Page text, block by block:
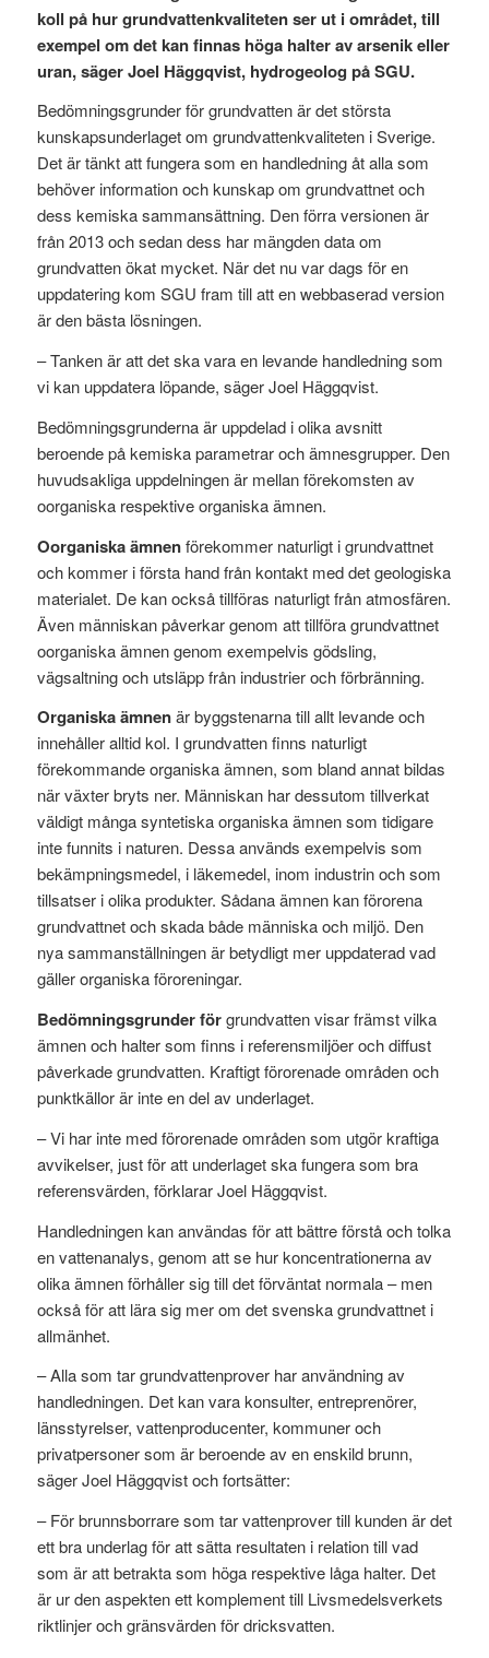
koll på hur grundvattenkvaliteten ser ut i området, till
exempel om det kan finnas höga halter av arsenik eller
uran, säger Joel Häggqvist, hydrogeolog på SGU.
Bedömningsgrunder för grundvatten är det största
kunskapsunderlaget om grundvattenkvaliteten i Sverige.
Det är tänkt att fungera som en handledning åt alla som
behöver information och kunskap om grundvattnet och
dess kemiska sammansättning. Den förra versionen är
från 2013 och sedan dess har mängden data om
grundvatten ökat mycket. När det nu var dags för en
uppdatering kom SGU fram till att en webbaserad version
är den bästa lösningen.
– Tanken är att det ska vara en levande handledning som
vi kan uppdatera löpande, säger Joel Häggqvist.
Bedömningsgrunderna är uppdelad i olika avsnitt
beroende på kemiska parametrar och ämnesgrupper. Den
huvudsakliga uppdelningen är mellan förekomsten av
oorganiska respektive organiska ämnen.
Oorganiska ämnenförekommer naturligt i grundvattnet
och kommer i första hand från kontakt med det geologiska
materialet. De kan också tillföras naturligt från atmosfären.
Även människan påverkar genom att tillföra grundvattnet
oorganiska ämnen genom exempelvis gödsling,
vägsaltning och utsläpp från industrier och förbränning.
Organiska ämnenär byggstenarna till allt levande och
innehåller alltid kol. I grundvatten finns naturligt
förekommande organiska ämnen, som bland annat bildas
när växter bryts ner. Människan har dessutom tillverkat
väldigt många syntetiska organiska ämnen som tidigare
inte funnits i naturen. Dessa används exempelvis som
bekämpningsmedel, i läkemedel, inom industrin och som
tillsatser i olika produkter. Sådana ämnen kan förorena
grundvattnet och skada både människa och miljö. Den
nya sammanställningen är betydligt mer uppdaterad vad
gäller organiska föroreningar.
Bedömningsgrunder förgrundvatten visar främst vilka
ämnen och halter som finns i referensmiljöer och diffust
påverkade grundvatten. Kraftigt förorenade områden och
punktkällor är inte en del av underlaget.
– Vi har inte med förorenade områden som utgör kraftiga
avvikelser, just för att underlaget ska fungera som bra
referensvärden, förklarar Joel Häggqvist.
Handledningen kan användas för att bättre förstå och tolka
en vattenanalys, genom att se hur koncentrationerna av
olika ämnen förhåller sig till det förväntat normala – men
också för att lära sig mer om det svenska grundvattnet i
allmänhet.
– Alla som tar grundvattenprover har användning av
handledningen. Det kan vara konsulter, entreprenörer,
länsstyrelser, vattenproducenter, kommuner och
privatpersoner som är beroende av en enskild brunn,
säger Joel Häggqvist och fortsätter:
– För brunnsborrare som tar vattenprover till kunden är det
ett bra underlag för att sätta resultaten i relation till vad
som är att betrakta som höga respektive låga halter. Det
är ur den aspekten ett komplement till Livsmedelsverkets
riktlinjer och gränsvärden för dricksvatten.